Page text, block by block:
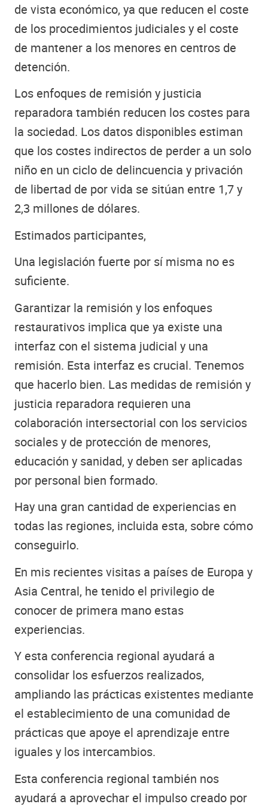
de vista económico, ya que reducen el coste
de los procedimientos judiciales y el coste
de mantener a los menores en centros de
detención.
Los enfoques de remisión y justicia
reparadora también reducen los costes para
la sociedad. Los datos disponibles estiman
que los costes indirectos de perder a un solo
niño en un ciclo de delincuencia y privación
de libertad de por vida se sitúan entre 1,7 y
2,3 millones de dólares.
Estimados participantes,
Una legislación fuerte por sí misma no es
suficiente.
Garantizar la remisión y los enfoques
restaurativos implica que ya existe una
interfaz con el sistema judicial y una
remisión. Esta interfaz es crucial. Tenemos
que hacerlo bien. Las medidas de remisión y
justicia reparadora requieren una
colaboración intersectorial con los servicios
sociales y de protección de menores,
educación y sanidad, y deben ser aplicadas
por personal bien formado.
Hay una gran cantidad de experiencias en
todas las regiones, incluida esta, sobre cómo
conseguirlo.
En mis recientes visitas a países de Europa y
Asia Central, he tenido el privilegio de
conocer de primera mano estas
experiencias.
Y esta conferencia regional ayudará a
consolidar los esfuerzos realizados,
ampliando las prácticas existentes mediante
el establecimiento de una comunidad de
prácticas que apoye el aprendizaje entre
iguales y los intercambios.
Esta conferencia regional también nos
ayudará a aprovechar el impulso creado por